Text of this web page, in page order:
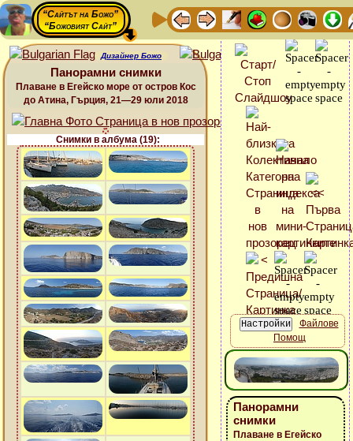
“Сайтът на Божо”
“Божовият Сайт”
Дизайнер Божо
Панорамни снимки
Плаване в Егейско море от остров Кос
до Атина, Гърция, 21—29 юли 2018
Снимки в албума (19):
Файлове
Помощ
Панорамни
снимки
Плаване в Егейско